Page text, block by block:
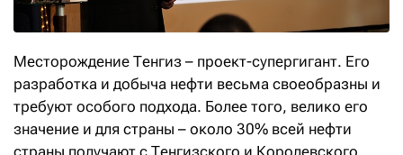
Месторождение Тенгиз – проект-супергигант. Его
разработка и добыча нефти весьма своеобразны и
требуют особого подхода. Более того, велико его
значение и для страны – около 30% всей нефти
страны получают с Тенгизского и Королевского